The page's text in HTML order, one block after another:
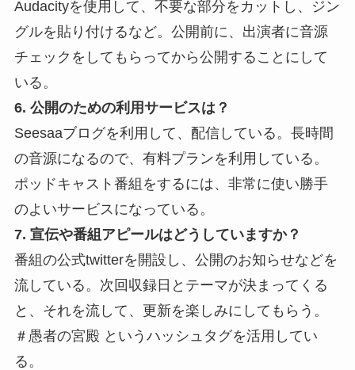
Audacityを使用して、不要な部分をカットし、ジン
グルを貼り付けるなど。公開前に、出演者に音源
チェックをしてもらってから公開することにして
いる。
6. 公開のための利用サービスは？
Seesaaブログを利用して、配信している。長時間
の音源になるので、有料プランを利用している。
ポッドキャスト番組をするには、非常に使い勝手
のよいサービスになっている。
7. 宣伝や番組アピールはどうしていますか？
番組の公式twitterを開設し、公開のお知らせなどを
流している。次回収録日とテーマが決まってくる
と、それを流して、更新を楽しみにしてもらう。
＃愚者の宮殿 というハッシュタグを活用してい
る。